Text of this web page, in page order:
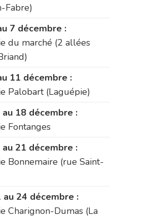
Fabre)
7 décembre :
du marché (2 allées
11 décembre :
Palobart (Laguépie)
au 18 décembre :
Fontanges
au 21 décembre :
Bonnemaire (rue Saint-
au 24 décembre :
Charignon-Dumas (La